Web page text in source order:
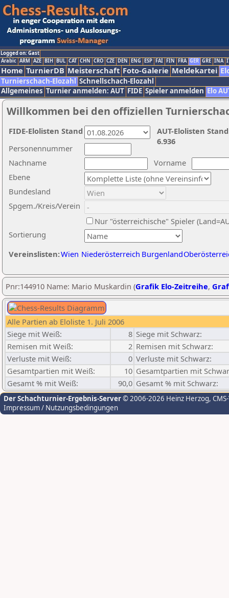
Logged on: Gast
Arabic ARM AZE BIH BUL CAT CHN CRO CZE DEN ENG ESP FAI FIN FRA GER GRE INA
Home TurnierDB Meisterschaft Foto-Galerie Meldekartei
Turnierschach-Elozahl Schnellschach-Elozahl
Allgemeines Turnier anmelden: AUT FIDE Spieler anmelden Elo
Willkommen bei den offiziellen
Nachname
Vorname
Ebene
Sortierung
Personennummer
Bundesland
Spgem./Kreis/Verein
Nur "österreichische" Spieler
Vereinslisten:Wien Niederösterreich Burgenland
AUT-Elolisten
6.936
FIDE-Elolisten Stand
Pnr:144910 Name: Mario Muskardin (Grafik Elo-Zeitreihe,
Alle Partien ab Eloliste 1. Juli 2006
Siege mit Weiß:
8 Siege mit Schwarz:
Remisen mit Weiß:
2 Remisen mit Schwarz:
Verluste mit Weiß:
0 Verluste mit Schwarz:
Gesamtpartien mit Weiß:
10 Gesamtpartien mit
Gesamt % mit Weiß:
90,0 Gesamt % mit Schwarz:
Der Schachturnier-Ergebnis-Server© 2006-2026 Heinz Herzog,
Impressum / Nutzungsbedingungen